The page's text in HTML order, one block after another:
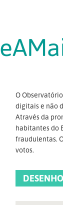
O
digitais e não
Através da
habitantes do
fraudulentas.
votos.